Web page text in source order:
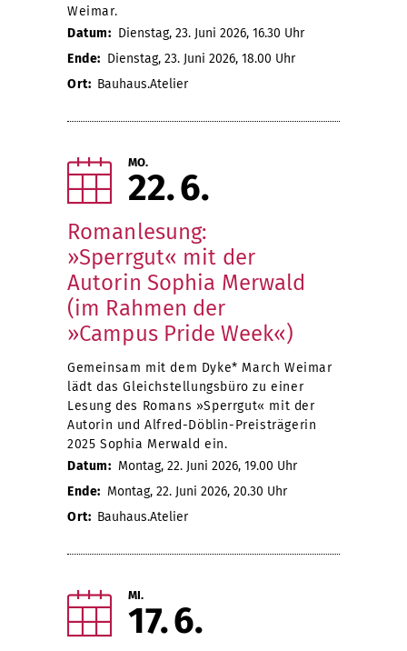
Weimar.
Datum: Dienstag, 23. Juni 2026, 16.30 Uhr
Ende: Dienstag, 23. Juni 2026, 18.00 Uhr
Ort: Bauhaus.Atelier
MO.
22 6
Romanlesung:
»Sperrgut« mit der
Autorin Sophia Merwald
(im Rahmen der
»Campus Pride Week«)
Gemeinsam mit dem Dyke* March Weimar
lädt das Gleichstellungsbüro zu einer
Lesung des Romans »Sperrgut« mit der
Autorin und Alfred-Döblin-Preisträgerin
2025 Sophia Merwald ein.
Datum: Montag, 22. Juni 2026, 19.00 Uhr
Ende: Montag, 22. Juni 2026, 20.30 Uhr
Ort: Bauhaus.Atelier
MI.
17 6